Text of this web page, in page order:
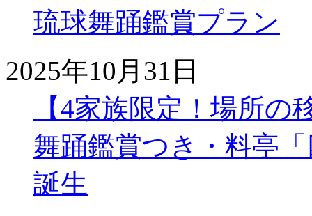
琉球舞踊鑑賞プラン
2025年10月31日
【4家族限定！場所
舞踊鑑賞つき・料亭
誕生